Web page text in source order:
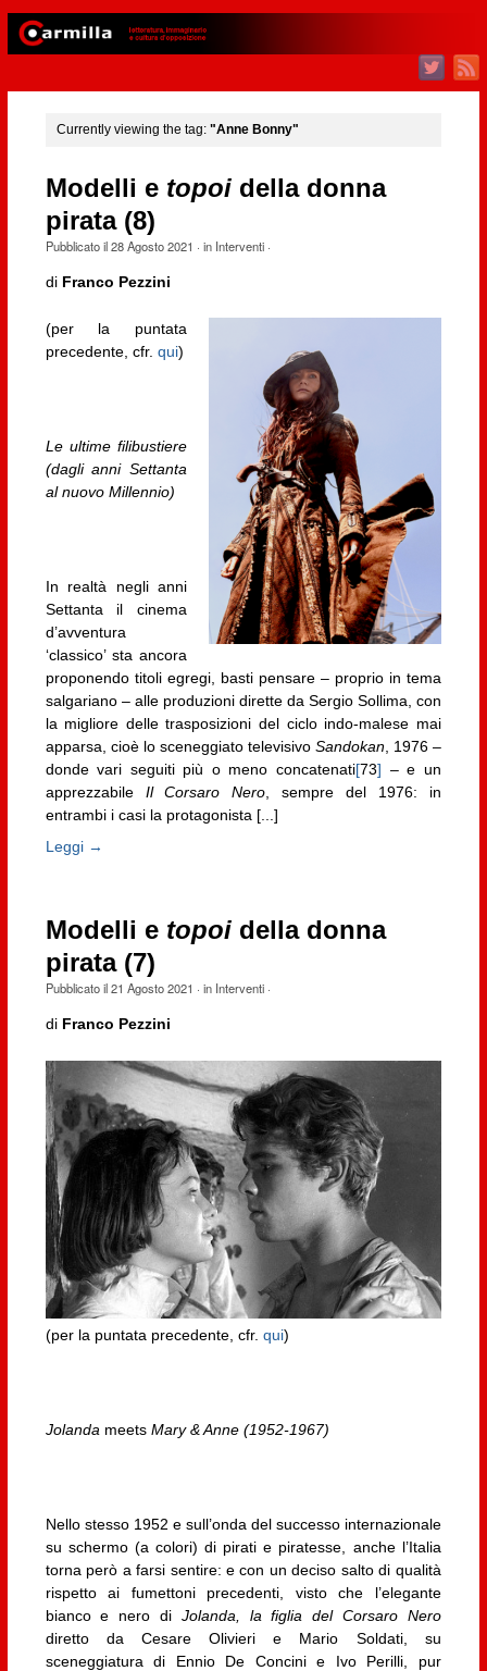
Currently viewing the tag: "Anne Bonny"
Modelli e topoidella donna
pirata (8)
Pubblicato il28 Agosto 2021 · in Interventi·
di Franco Pezzini
(per la puntata
precedente, cfr. qui)
Le ultime filibustiere
(dagli anni Settanta
al nuovo Millennio)
In realtà negli anni
Settanta il cinema
d’avventura
‘classico’ sta ancora
proponendo titoli egregi, basti pensare – proprio in tema
salgariano – alle produzioni dirette da Sergio Sollima, con
la migliore delle trasposizioni del ciclo indo-malese mai
apparsa, cioè lo sceneggiato televisivo Sandokan, 1976 –
donde vari seguiti più o meno concatenati[73] – e un
apprezzabile Il Corsaro Nero , sempre del 1976: in
entrambi i casi la protagonista [...]
Leggi →
Modelli e topoidella donna
pirata (7)
Pubblicato il21 Agosto 2021 · in Interventi·
di Franco Pezzini
(per la puntata precedente, cfr. qui)
Jolanda meetsMary & Anne (1952-1967)
Nello stesso 1952 e sull’onda del successo internazionale
su schermo (a colori) di pirati e piratesse, anche l’Italia
torna però a farsi sentire: e con un deciso salto di qualità
rispetto ai fumettoni precedenti, visto che l’elegante
bianco e nero di Jolanda, la figlia del Corsaro Nero
diretto da Cesare Olivieri e Mario Soldati, su
sceneggiatura di Ennio De Concini e Ivo Perilli, pur